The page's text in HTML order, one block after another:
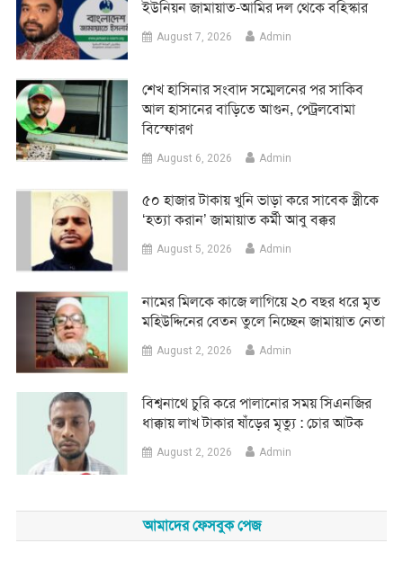
ইউনিয়ন জামায়াত-আমির দল থেকে বহিস্কার
August 7, 2026 Admin
শেখ হাসিনার সংবাদ সম্মেলনের পর সাকিব
আল হাসানের বাড়িতে আগুন, পেট্রলবোমা
বিস্ফোরণ
August 6, 2026 Admin
৫০ হাজার টাকায় খুনি ভাড়া করে সাবেক স্ত্রীকে
‘হত্যা করান’ জামায়াত কর্মী আবু বক্কর
August 5, 2026 Admin
নামের মিলকে কাজে লাগিয়ে ২০ বছর ধরে মৃত
মহিউদ্দিনের বেতন তুলে নিচ্ছেন জামায়াত নেতা
August 2, 2026 Admin
‎বিশ্বনাথে চুরি করে পালানোর সময় সিএনজির
ধাক্কায় লাখ টাকার ষাঁড়ের মৃত্যু : চোর আটক
August 2, 2026 Admin
আমাদের ফেসবুক পেজ